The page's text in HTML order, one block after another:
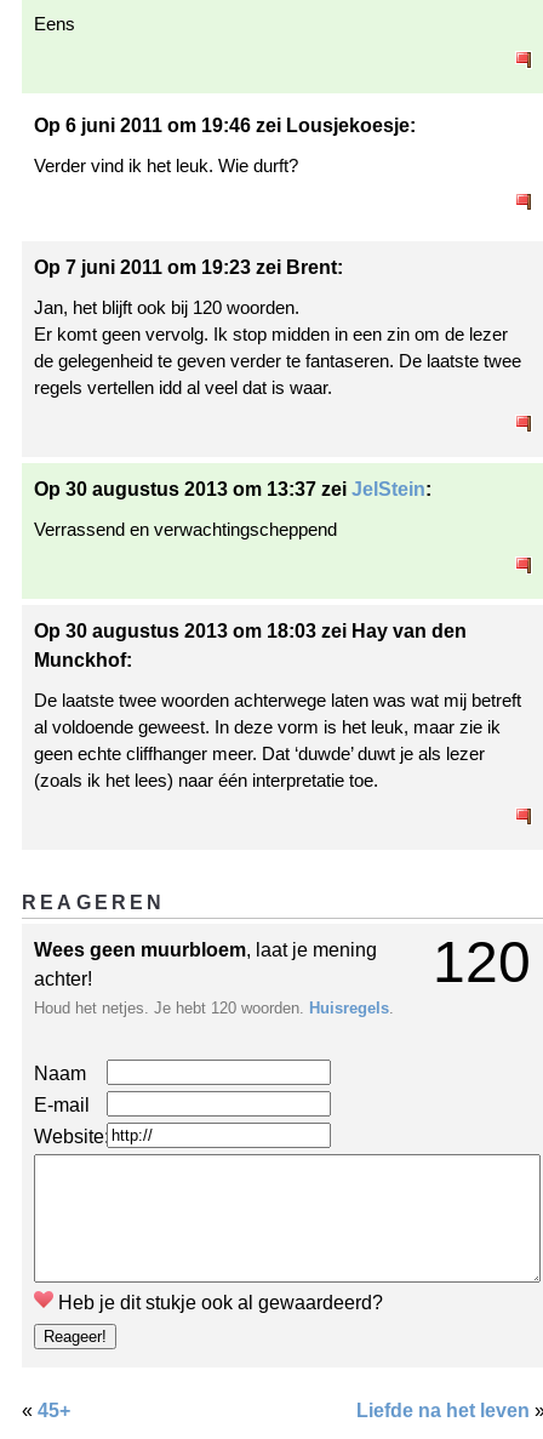
Eens
Op 6 juni 2011 om 19:46 zei Lousjekoesje:
Verder vind ik het leuk. Wie durft?
Op 7 juni 2011 om 19:23 zei Brent:
Jan, het blijft ook bij 120 woorden.
Er komt geen vervolg. Ik stop midden in een zin om de lezer
de gelegenheid te geven verder te fantaseren. De laatste twee
regels vertellen idd al veel dat is waar.
Op 30 augustus 2013 om 13:37 zei JelStein:
Verrassend en verwachtingscheppend
Op 30 augustus 2013 om 18:03 zei Hay van den
Munckhof:
De laatste twee woorden achterwege laten was wat mij betreft
al voldoende geweest. In deze vorm is het leuk, maar zie ik
geen echte cliffhanger meer. Dat ‘duwde’ duwt je als lezer
(zoals ik het lees) naar één interpretatie toe.
REAGEREN
120
Wees geen muurbloem, laat je mening
achter!
Houd het netjes. Je hebt 120 woorden. Huisregels
Naam
E-mail
Website:
Heb je dit stukje ook al gewaardeerd?
« 45+ Liefde na het leven